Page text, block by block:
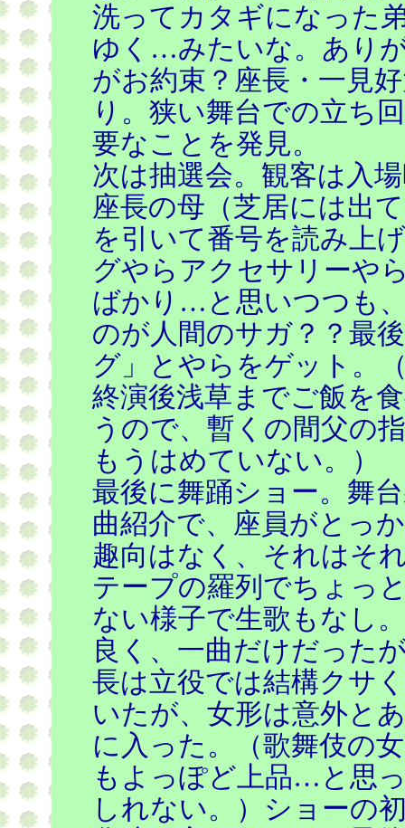
洗ってカタギになった
ゆく…みたいな。あり
がお約束？座長・一見
り。狭い舞台での立ち
要なことを発見。
次は抽選会。観客は入
座長の母（芝居には出
を引いて番号を読み上
グやらアクセサリーや
ばかり…と思いつつも
のが人間のサガ？？最
グ」とやらをゲット。
終演後浅草までご飯を
うので、暫くの間父の
もうはめていない。）
最後に舞踊ショー。舞
曲紹介で、座員がとっ
趣向はなく、それはそ
テープの羅列でちょっ
ない様子で生歌もなし
良く、一曲だけだった
長は立役では結構クサ
いたが、女形は意外と
に入った。（歌舞伎の
もよっぽど上品…と思
しれない。）ショーの